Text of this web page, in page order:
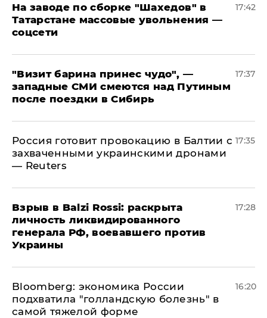
На заводе по сборке "Шахедов" в
Татарстане массовые увольнения —
соцсети
17:42
"Визит барина принес чудо", —
западные СМИ смеются над Путиным
после поездки в Сибирь
17:37
​Россия готовит провокацию в Балтии с
захваченными украинскими дронами
— Reuters
17:35
​Взрыв в Balzi Rossi: раскрыта
личность ликвидированного
генерала РФ, воевавшего против
Украины
17:28
Bloomberg: экономика России
подхватила "голландскую болезнь" в
самой тяжелой форме
16:20